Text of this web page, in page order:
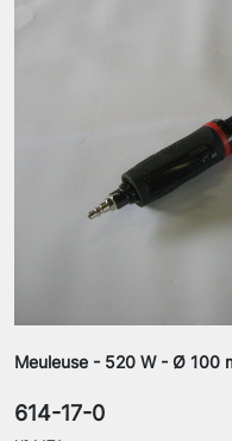
Meuleuse - 520 W - Ø 100
614-17-0